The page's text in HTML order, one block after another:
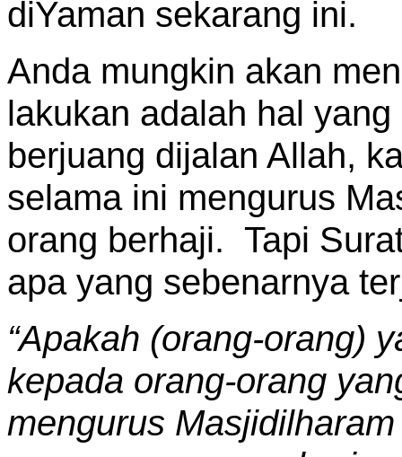
diYaman sekarang ini.
Anda mungkin akan
lakukan adalah hal
berjuang dijalan Allah,
selama ini mengurus
orang berhaji. Tapi
apa yang sebenarnya
“Apakah (orang-orang)
kepada orang-orang
mengurus